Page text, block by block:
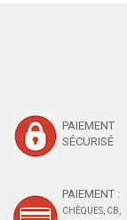
PAIEMENT
SÉCURISÉ
PAIEMENT :
CHÈQUES, CB,